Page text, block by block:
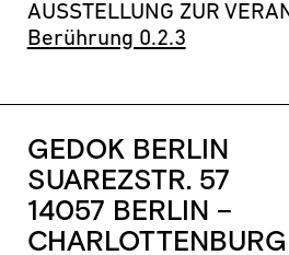
GEDOK BERLIN
SUAREZSTR. 57
14057 BERLIN –
CHARLOTTENBURG
AUSSTELLUNG ZUR
Berührung 0.2.3